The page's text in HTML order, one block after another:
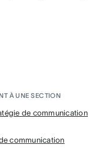
À UNE SECTION
de communication
communication